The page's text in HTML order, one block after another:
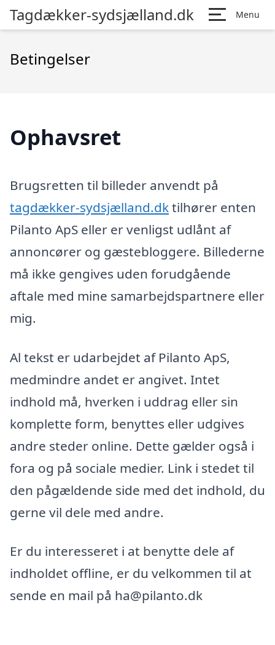
Tagdækker-sydsjælland.dk Menu
Betingelser
Ophavsret
Brugsretten til billeder anvendt på
tagdækker-sydsjælland.dktilhører enten
Pilanto ApS eller er venligst udlånt af
annoncører og gæstebloggere. Billederne
må ikke gengives uden forudgående
aftale med mine samarbejdspartnere eller
mig.
Al tekst er udarbejdet af Pilanto ApS,
medmindre andet er angivet. Intet
indhold må, hverken i uddrag eller sin
komplette form, benyttes eller udgives
andre steder online. Dette gælder også i
fora og på sociale medier. Link i stedet til
den pågældende side med det indhold, du
gerne vil dele med andre.
Er du interesseret i at benytte dele af
indholdet offline, er du velkommen til at
sende en mail på ha@pilanto.dk